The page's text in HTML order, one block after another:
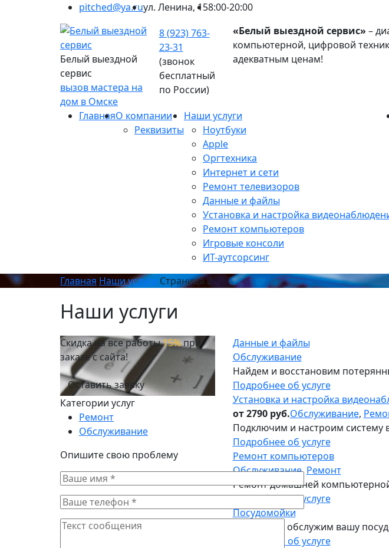
pitched@ya.ruул. Ленина, 158:00-20:00
Белый выездной
сервис
вызов мастера на
дом в Омске
8 (923) 763-
23-31
(звонок
бесплатный
по России)
«Белый выездной сервис» –
компьютерной, цифровой
адекватным ценам!
ГлавнаяО компании
Реквизиты
Наши услуги
Ноутбуки
Apple
Оргтехника
Интернет и сети
Ремонт телевизоров
Данные и файлы
Установка и настройка
Ремонт компьютеров
Игровые консоли
ИТ-аутсорсинг
Главная Наши услуги Страница 2
Наши услуги
Данные и файлы
Обслуживание
Найдем и восстановим
Подробнее об услуге
Установка и настройка
от 2790 руб.Обслуживание,
Подключим и настроим систему
Подробнее об услуге
Ремонт компьютеров
Обслуживание, Ремонт
Ремонт домашней компьютерной
Подробнее об услуге
Посудомойки
Починим и обслужим вашу
Подробнее об услуге
Скидка на все работы15%при
заказе с сайта!
Оставить заявку
Категории услуг
Ремонт
Обслуживание
Опишите свою проблему